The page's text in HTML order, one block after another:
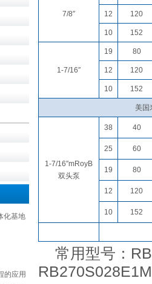
7/8″ 12 120
10 152
1-7/16″
19 80
12 120
10 152
美国
1-7/16″mRoyB
双头泵
38 40
25 60
19 80
12 120
10 152
常用型号：
化基地
的应用